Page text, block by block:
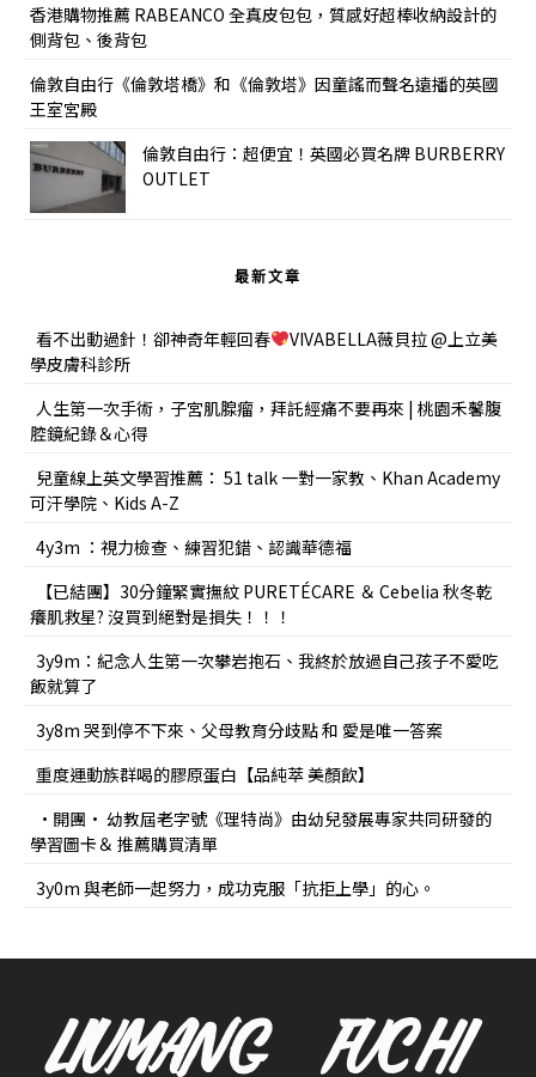
香港購物推薦 RABEANCO 全真皮包包，質感好超棒收納設計的
側背包、後背包
倫敦自由行《倫敦塔橋》和《倫敦塔》因童謠而聲名遠播的英國
王室宮殿
倫敦自由行：超便宜！英國必買名牌 BURBERRY
OUTLET
最新文章
看不出動過針！卻神奇年輕回春
VIVABELLA薇貝拉 @上立美
學皮膚科診所
人生第一次手術，子宮肌腺瘤，拜託經痛不要再來 | 桃園禾馨腹
腔鏡紀錄＆心得
兒童線上英文學習推薦： 51 talk 一對一家教、Khan Academy
可汗學院、Kids A-Z
4y3m ：視力檢查、練習犯錯、認識華德福
【已結團】30分鐘緊實撫紋 PURETÉCARE ＆ Cebelia 秋冬乾
癢肌救星? 沒買到絕對是損失！！！
3y9m：紀念人生第一次攀岩抱石、我終於放過自己孩子不愛吃
飯就算了
3y8m 哭到停不下來、父母教育分歧點 和 愛是唯一答案
重度運動族群喝的膠原蛋白【品純萃 美顏飲】
•開團• 幼教屆老字號《理特尚》由幼兒發展專家共同研發的
學習圖卡＆ 推薦購買清單
3y0m 與老師一起努力，成功克服「抗拒上學」的心。